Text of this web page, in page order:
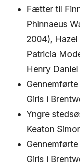
Fætter til
Phinnaeus
2004),
Patricia
Henry
Girls i
Yngre
Keaton
Girls i